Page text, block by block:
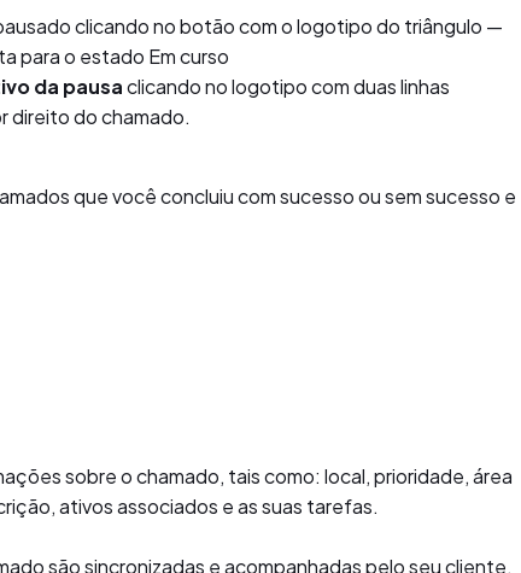
clicando no botão com o logotipo do triângulo —
para o estado Em curso
da pausa clicando no logotipo com duas linhas
direito do chamado.
que você concluiu com sucesso ou sem sucesso e
sobre o chamado, tais como: local, prioridade, área
ativos associados e as suas tarefas.
são sincronizadas e acompanhadas pelo seu cliente,